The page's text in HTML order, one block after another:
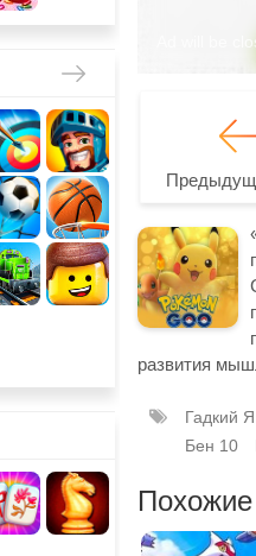
развития
Гадкий Я
Бен 10